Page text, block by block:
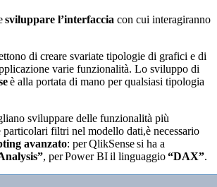
sviluppare l’interfaccia con cui interagiranno
di creare svariate tipologie di grafici e di
varie funzionalità. Lo sviluppo di
è alla portata di mano per qualsiasi tipologia
sviluppare delle funzionalità più
particolari filtri nel modello dati,è necessario
avanzato: per QlikSense si ha a
, per Power BI il linguaggio“DAX”.